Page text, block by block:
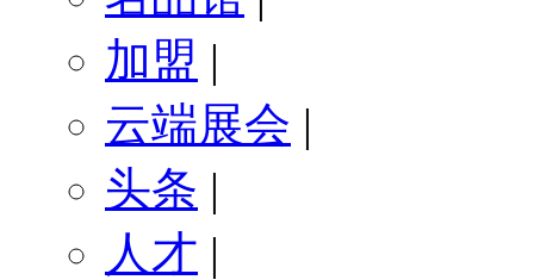
加盟 |
云端展会 |
头条 |
人才 |